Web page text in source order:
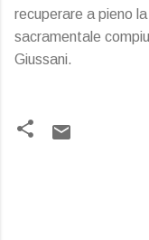
recuperare a pieno
sacramentale
Giussani.